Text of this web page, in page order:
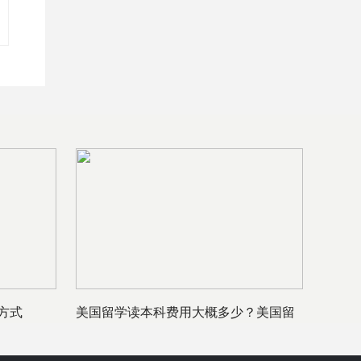
式
美国留学读本科费用大概多少？美国留